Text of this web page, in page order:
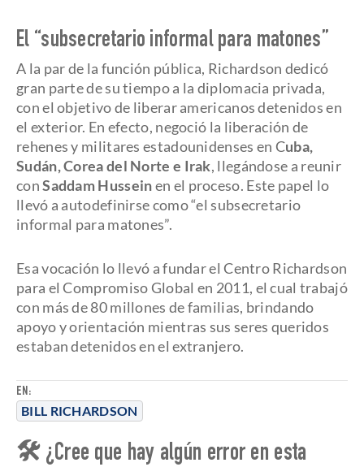
EN:
BILL RICHARDSON
El “ subsecretario informal para matones
A la par de la función pública, Richardson dedicó
gran parte de su tiempo a la diplomacia privada,
con el objetivo de liberar americanos detenidos en
el exterior. En efecto, negoció la liberación de
rehenes y militares estadounidenses en Cuba,
Sudán, Corea del Norte e Irak, llegándose a reunir
conSaddam Husseinen el proceso. Este papel lo
llevó a autodefinirse como “el subsecretario
informal para matones”.
Esa vocación lo llevó a fundar el Centro Richardson
para el Compromiso Global en 2011, el cual trabajó
con más de 80 millones de familias, brindando
apoyo y orientación mientras sus seres queridos
estaban detenidos en el extranjero.
🛠 ¿Cree que hay algún error en esta